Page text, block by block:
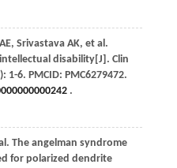
AE, Srivastava AK, et al.
disability[J]. Clin
1-6. PMCID: PMC6279472.
.
. The angelman syndrome
for polarized dendrite